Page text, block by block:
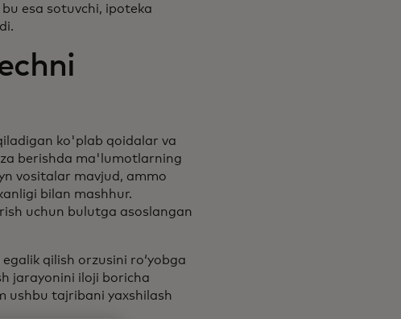
esa sotuvchi, ipoteka
ko'plab qoidalar va
berishda ma'lumotlarning
vositalar mavjud, ammo
bilan mashhur.
uchun bulutga asoslangan
qilish orzusini ro‘yobga
jarayonini iloji boricha
ushbu tajribani yaxshilash